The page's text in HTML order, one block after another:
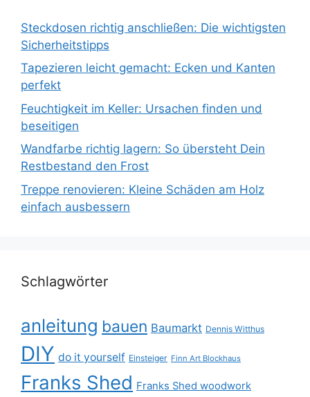
Steckdosen richtig anschließen: Die wichtigsten
Sicherheitstipps
Tapezieren leicht gemacht: Ecken und Kanten
perfekt
Feuchtigkeit im Keller: Ursachen finden und
beseitigen
Wandfarbe richtig lagern: So übersteht Dein
Restbestand den Frost
Treppe renovieren: Kleine Schäden am Holz
einfach ausbessern
Schlagwörter
anleitung bauen Baumarkt Dennis Witthus
DIY do it yourself Einsteiger Finn Art Blockhaus
Franks Shed Franks Shed woodwork